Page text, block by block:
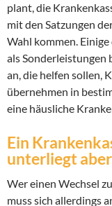
plant, die
mit den Satzungen
Wahl kommen.
als Sonderleistungen
an, die helfen sollen,
übernehmen in
eine häusliche
Ein
unterliegt
Wer einen Wechsel
muss sich allerdings